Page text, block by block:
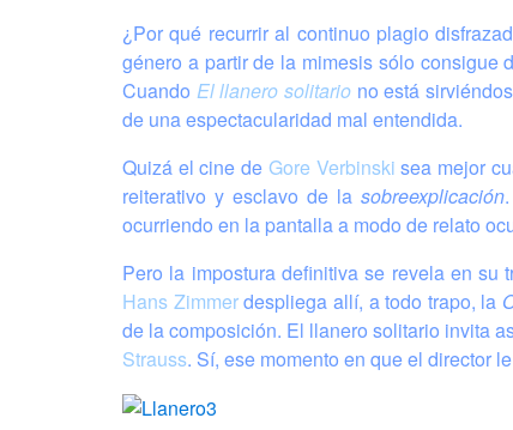
¿Por qué recurrir al continuo plagio
género a partir de la mimesis sólo consigue
Cuando El llanero solitario no está
de una espectacularidad mal entendida.
Quizá el cine de Gore Verbinski sea mejor
reiterativo y esclavo de la sobreexplicación
ocurriendo en la pantalla a modo de relato
Pero la impostura definitiva se revela en su
Hans Zimmerdespliega allí, a todo trapo, la
de la composición. El llanero solitario invita
Strauss. Sí, ese momento en que el director